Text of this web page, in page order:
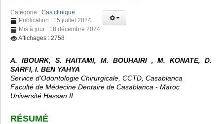
Catégorie : Cas clinique
Publication : 15 juillet 2024
Mis à jour : 18 décembre 2024
Affichages : 2758
A. IBOURK, S. HAITAMI, M. BOUHAIRI , M. KONATE, D.
SARFI, I. BEN YAHYA
Service d’Odontologie Chirurgicale, CCTD, Casablanca
Faculté de Médecine Dentaire de Casablanca - Maroc
Université Hassan II
RÉSUMÉ